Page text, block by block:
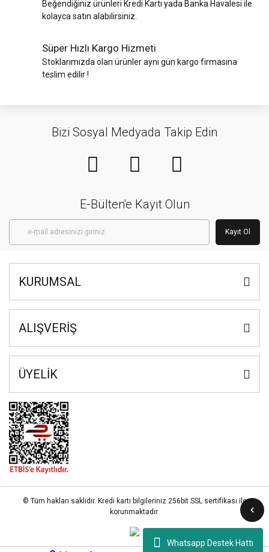
Whatsapp Destek Hattı
Beğendiğiniz ürünleri Kredi Kartı yada Banka Havalesi ile
kolayca satın alabilirsiniz.
Süper Hızlı Kargo Hizmeti
Stoklarımızda olan ürünler aynı gün kargo firmasına
teslim edilir !
Bizi Sosyal Medyada Takip Edin
E-Bülten'e Kayıt Olun
Kayıt Ol
KURUMSAL
ALIŞVERİŞ
ÜYELİK
© Tüm hakları saklıdır. Kredi kartı bilgileriniz 256bit SSL sertifikası ile
korunmaktadır.